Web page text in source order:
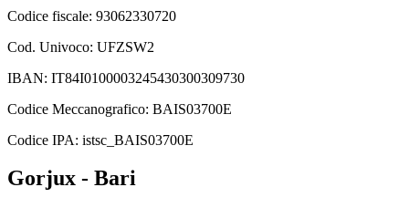
Codice fiscale: 93062330720
Cod. Univoco: UFZSW2
IBAN: IT84I0100003245430300309730
Codice Meccanografico: BAIS03700E
Codice IPA: istsc_BAIS03700E
Gorjux - Bari